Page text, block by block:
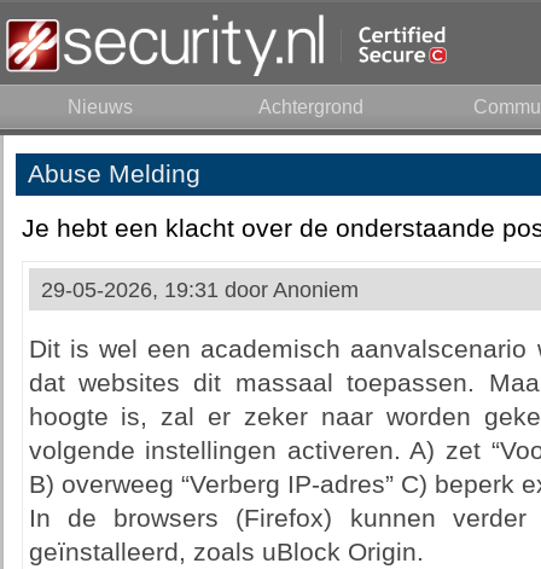
Nieuws Achtergrond
Abuse Melding
Je hebt een klacht over de onderstaande
29-05-2026, 19:31 door Anoniem
Dit is wel een academisch
dat websites dit massaal toepassen.
hoogte is, zal er zeker naar worden
volgende instellingen activeren. A) zet
B) overweeg “Verberg IP-adres” C) beperk
In de browsers (Firefox) kunnen verder
geïnstalleerd, zoals uBlock Origin.